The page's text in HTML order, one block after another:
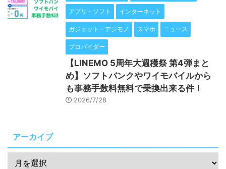
アプリ・ソフト インターネット
ガジェット・デジモノ スマホ ニュース
プロバイダー
【LINEMO 5周年大週穫祭 第4弾まと
め】ソフトバンクやワイモバイルから
も事務手数料無料で乗換出来る件！
2026/7/28
アーカイブ